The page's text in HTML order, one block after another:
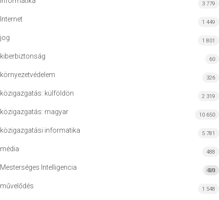
3 779
Internet 1 449
jog 1 801
kiberbiztonság 60
környezetvédelem 326
közigazgatás: külföldön 2 319
közigazgatás: magyar 10 650
közigazgatási informatika 5 781
média 488
Mesterséges Intelligencia MI
420
művelődés 1 548